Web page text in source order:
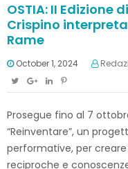
OSTIA: II Edizione
Crispino
Rame
October 1, 2024
Prosegue fino al 7
“Reinventare”, un
performative, per
reciproche e